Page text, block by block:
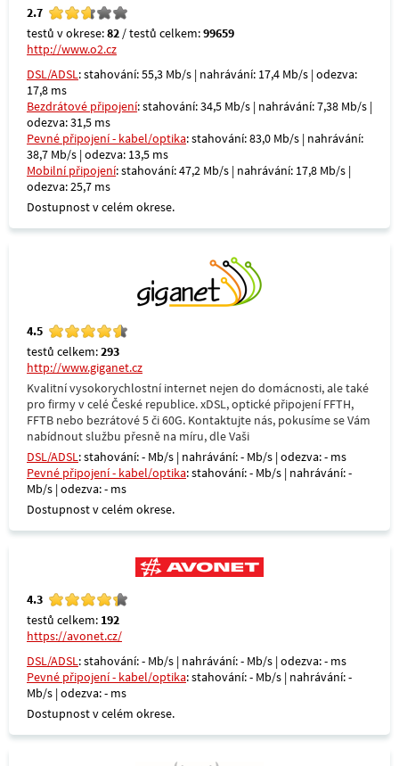
2.7
testů v okrese:82 / testů celkem:99659
http://www.o2.cz
DSL/ADSL: stahování: 55,3 Mb/s | nahrávání: 17,4 Mb/s | odezva:
17,8 ms
Bezdrátové připojení: stahování: 34,5 Mb/s | nahrávání: 7,38 Mb/s |
odezva: 31,5 ms
Pevné připojení - kabel/optika: stahování: 83,0 Mb/s | nahrávání:
38,7 Mb/s | odezva: 13,5 ms
Mobilní připojení: stahování: 47,2 Mb/s | nahrávání: 17,8 Mb/s |
odezva: 25,7 ms
Dostupnost v celém okrese.
4.5
testů celkem:293
http://www.giganet.cz
Kvalitní vysokorychlostní internet nejen do domácnosti, ale také
pro firmy v celé České republice. xDSL, optické připojení FFTH,
FFTB nebo bezrátové 5 či 60G. Kontaktujte nás, pokusíme se Vám
nabídnout službu přesně na míru, dle Vaši
DSL/ADSL: stahování: - Mb/s | nahrávání: - Mb/s | odezva: - ms
Pevné připojení - kabel/optika: stahování: - Mb/s | nahrávání: -
Mb/s | odezva: - ms
Dostupnost v celém okrese.
4.3
testů celkem: 192
https://avonet.cz/
DSL/ADSL: stahování: - Mb/s | nahrávání: - Mb/s | odezva: - ms
Pevné připojení - kabel/optika: stahování: - Mb/s | nahrávání: -
Mb/s | odezva: - ms
Dostupnost v celém okrese.